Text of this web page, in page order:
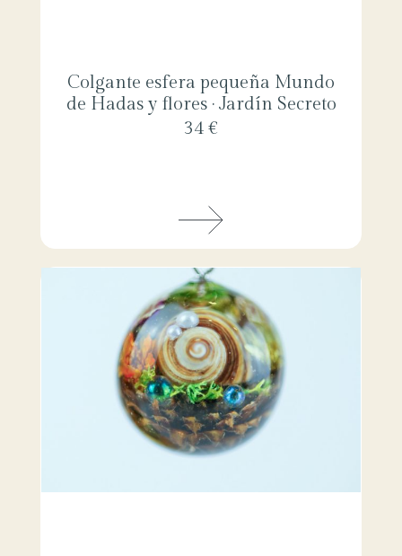
Colgante esfera pequeña Mundo
de Hadas y flores · Jardín Secreto
34 €